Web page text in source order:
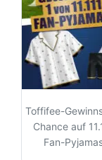
Toffifee-
Chance auf
Fan-